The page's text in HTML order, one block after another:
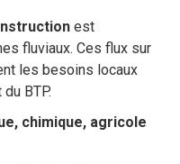
est
fluviaux. Ces flux sur
les besoins locaux
BTP.
chimique, agricole